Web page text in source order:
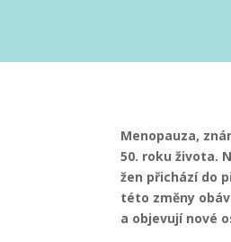
Menopauza,
50. roku života.
žen přichází do
této změny
a objevují nové